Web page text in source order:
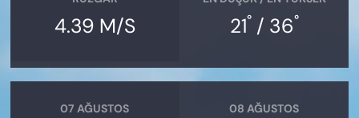
4.39 M/S 21°/ 36°
07 AĞUSTOS 08 AĞUSTOS